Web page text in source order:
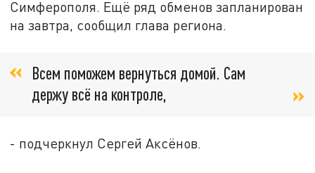
Симферополя. Ещё ряд обменов запланирован
на завтра, сообщил глава региона.
Всем поможем вернуться домой. Сам
держу всё на контроле,
- подчеркнул Сергей Аксёнов.